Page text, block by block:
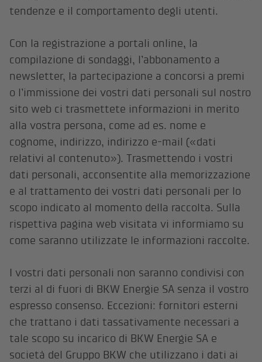
tendenze e il comportamento degli utenti.
Con la registrazione a portali online, la
compilazione di sondaggi, l’abbonamento a
newsletter, la partecipazione a concorsi a premi
o l’immissione dei vostri dati personali sul nostro
sito web ci trasmettete informazioni in merito
alla vostra persona, come ad es. nome e
cognome, indirizzo, indirizzo e-mail («dati
relativi al contenuto»). Trasmettendo i vostri
dati personali, acconsentite alla memorizzazione
e al trattamento dei vostri dati personali per lo
scopo indicato al momento della raccolta. Sulla
rispettiva pagina web visitata vi informiamo su
come saranno utilizzate le informazioni raccolte.
I vostri dati personali non saranno condivisi con
terzi al di fuori di BKW Energie SA senza il vostro
espresso consenso. Eccezioni: fornitori esterni
che trattano i dati tassativamente necessari a
tale scopo su incarico di BKW Energie SA e
società del Gruppo BKW che utilizzano i dati ai